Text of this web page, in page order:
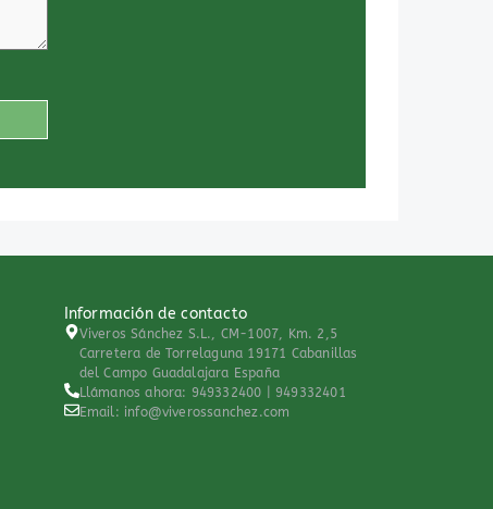
Información de contacto
Viveros Sánchez S.L., CM-1007, Km. 2,5
Carretera de Torrelaguna 19171 Cabanillas
del Campo Guadalajara España
Llámanos ahora: 949332400 | 949332401
Email: info@viverossanchez.com